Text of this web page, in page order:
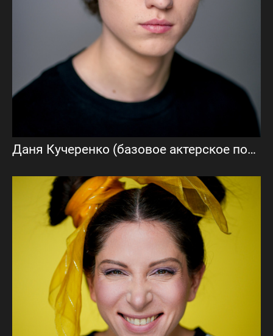
Даня Кучеренко (базовое актерское портфолио)